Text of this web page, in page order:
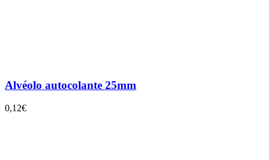
Alvéolo autocolante 25mm
0,12€